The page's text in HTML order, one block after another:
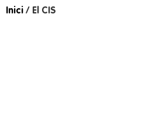
Inici / El CIS